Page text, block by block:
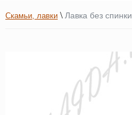
Скамьи, лавки \ Лавка без